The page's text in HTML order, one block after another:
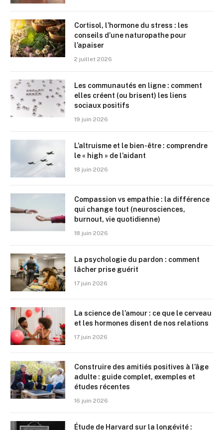
Cortisol, l’hormone du stress : les
conseils d’une naturopathe pour
l’apaiser
2 juillet 2026
Les communautés en ligne : comment
elles créent (ou brisent) les liens
sociaux positifs
19 juin 2026
L’altruisme et le bien-être : comprendre
le « high » de l’aidant
18 juin 2026
Compassion vs empathie : la différence
qui change tout (neurosciences,
burnout, vie quotidienne)
18 juin 2026
La psychologie du pardon : comment
lâcher prise guérit
17 juin 2026
La science de l’amour : ce que le cerveau
et les hormones disent de nos relations
17 juin 2026
Construire des amitiés positives à l’âge
adulte : guide complet, exemples et
études récentes
16 juin 2026
Étude de Harvard sur la longévité :